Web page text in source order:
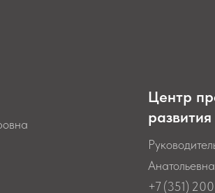
Центр
развития
Анатольевна
+7 (351)